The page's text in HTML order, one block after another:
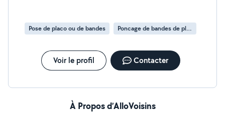
Pose de placo ou de bandes Poncage de bandes de placo
Voir le profil Contacter
À Propos d’AlloVoisins